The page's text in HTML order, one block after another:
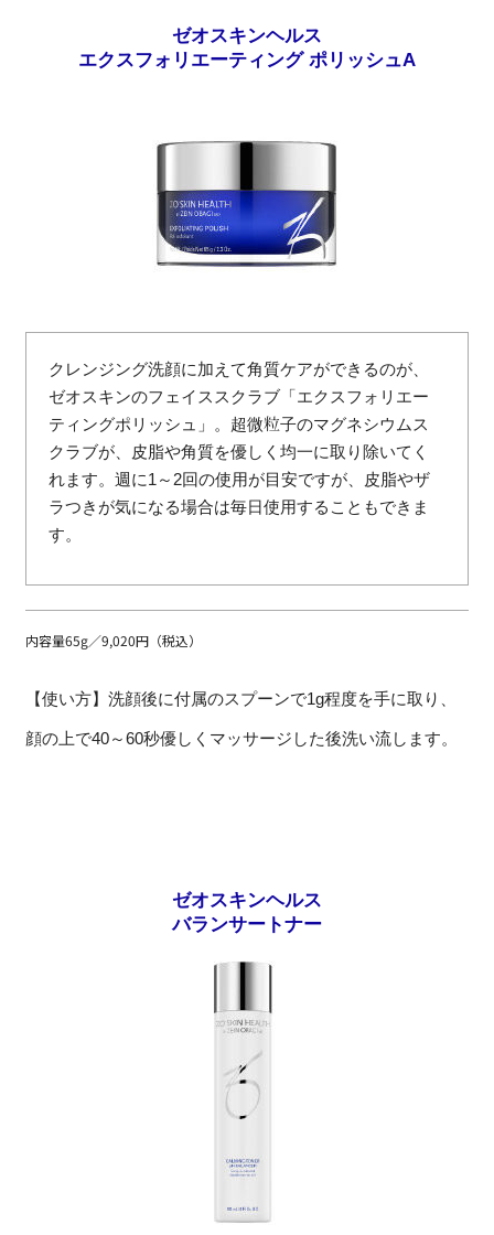
ゼオスキンヘルス
エクスフォリエーティング ポリッシュA
クレンジング洗顔に加えて角質ケアができるのが、
ゼオスキンのフェイススクラブ「エクスフォリエー
ティングポリッシュ」。超微粒子のマグネシウムス
クラブが、皮脂や角質を優しく均一に取り除いてく
れます。週に1～2回の使用が目安ですが、皮脂やザ
ラつきが気になる場合は毎日使用することもできま
す。
内容量65g／9,020円（税込）
【使い方】洗顔後に付属のスプーンで1g程度を手に取り、
顔の上で40～60秒優しくマッサージした後洗い流します。
ゼオスキンヘルス
バランサートナー